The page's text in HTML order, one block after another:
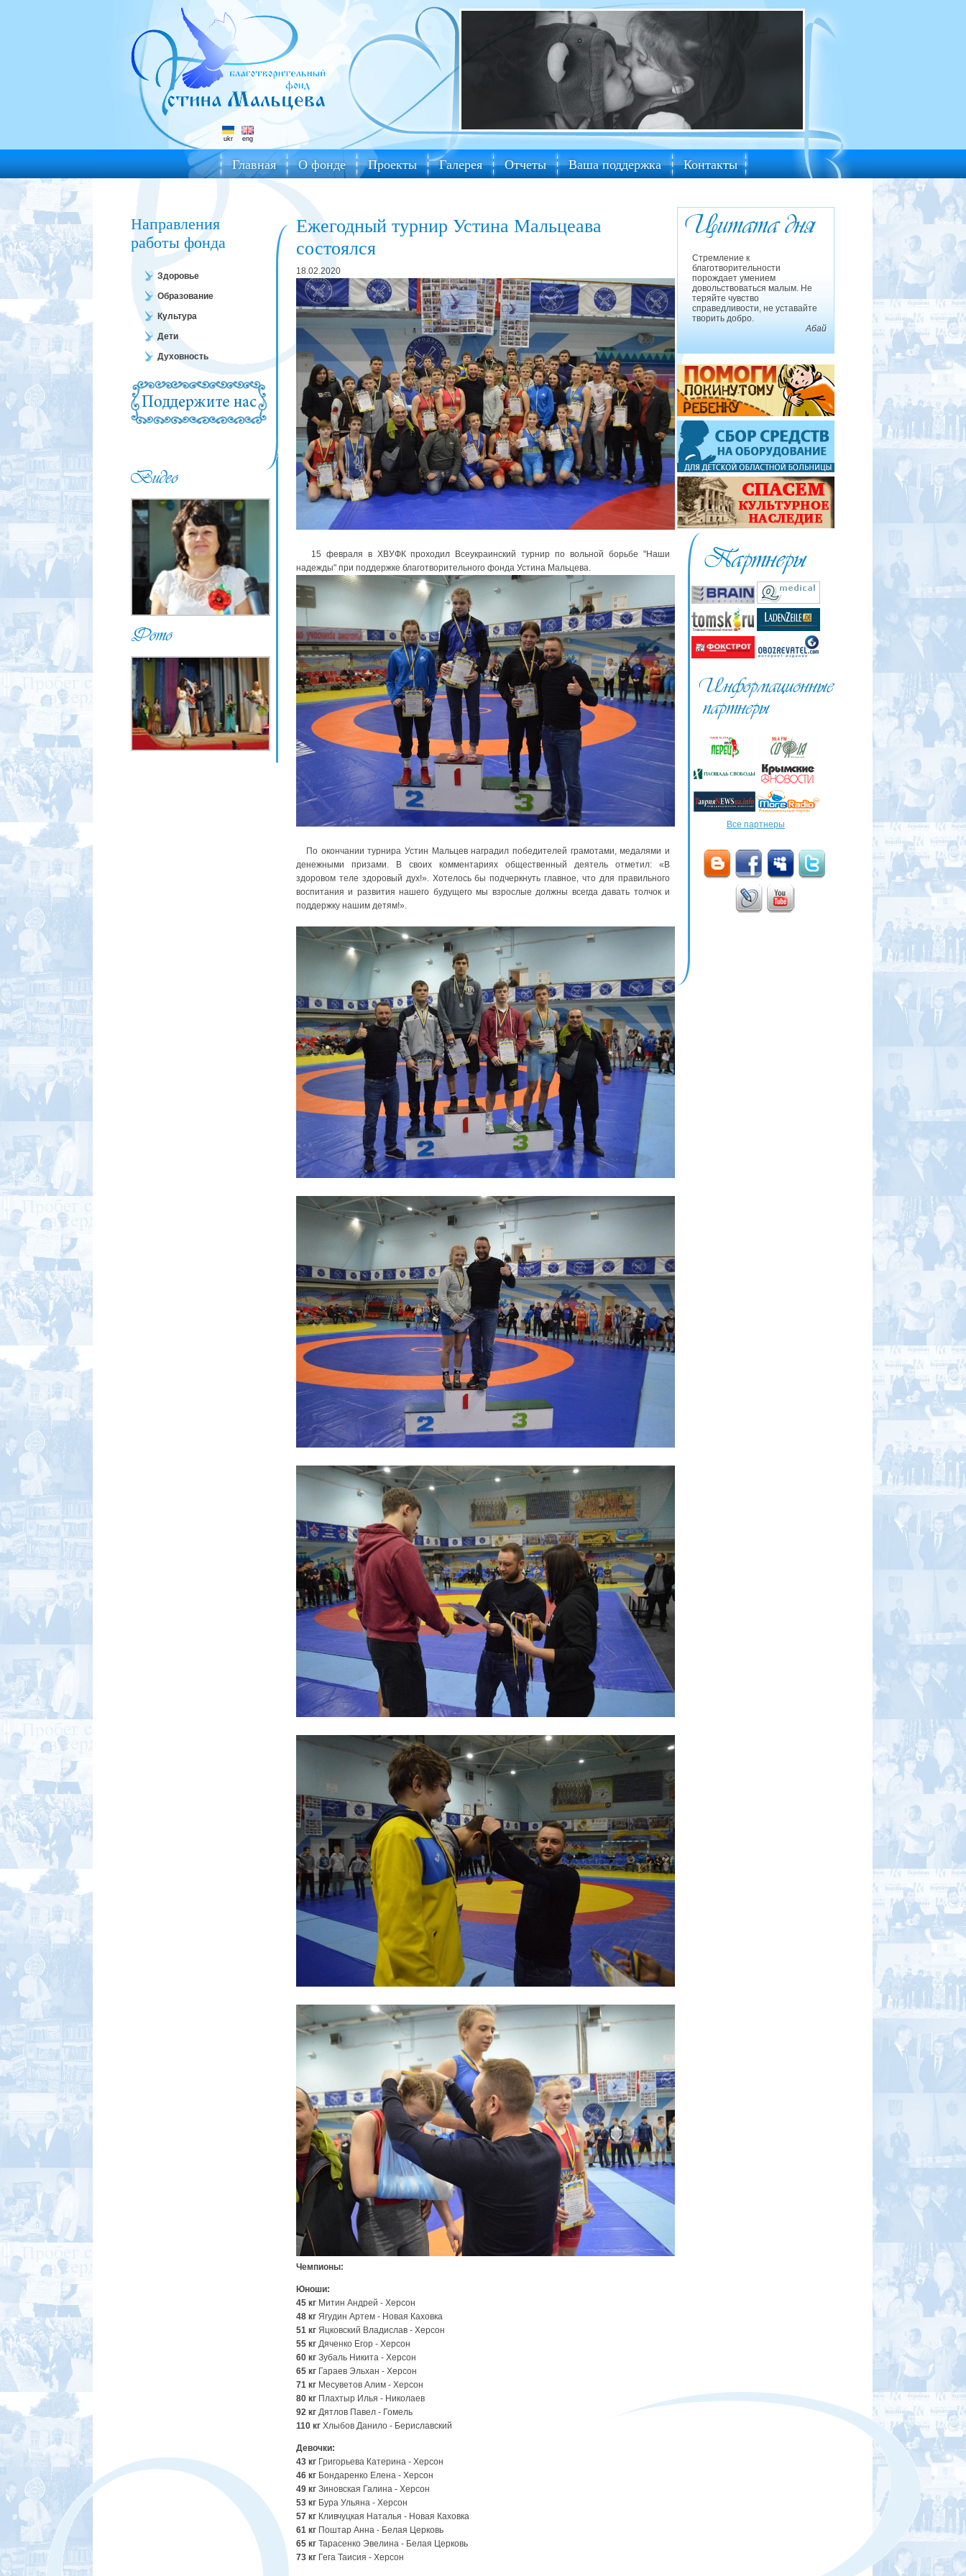
ukr eng
Главная О фонде Проекты Галерея Отчеты Ваша поддержка Контакты
Направления
работы фонда
Здоровье
Образование
Культура
Дети
Духовность
Ежегодный турнир Устина Мальцеава
состоялся
18.02.2020
15 февраля в ХВУФК проходил Всеукраинский турнир по вольной борьбе "Наши
надежды" при поддержке благотворительного фонда Устина Мальцева.
По окончании турнира Устин Мальцев наградил победителей грамотами, медалями и
денежными призами. В своих комментариях общественный деятель отметил: «В
здоровом теле здоровый дух!». Хотелось бы подчеркнуть главное, что для правильного
воспитания и развития нашего будущего мы взрослые должны всегда давать толчок и
поддержку нашим детям!».
Чемпионы:
Юноши:
45 кг Митин Андрей - Херсон
48 кг Ягудин Артем - Новая Каховка
51 кг Яцковский Владислав - Херсон
55 кг Дяченко Егор - Херсон
60 кг Зубаль Никита - Херсон
65 кг Гараев Эльхан - Херсон
71 кг Месуветов Алим - Херсон
80 кг Плахтыр Илья - Николаев
92 кг Дятлов Павел - Гомель
110 кг Хлыбов Данило - Бериславский
Девочки:
43 кг Григорьева Катерина - Херсон
46 кг Бондаренко Елена - Херсон
49 кг Зиновская Галина - Херсон
53 кг Бура Ульяна - Херсон
57 кг Кливчуцкая Наталья - Новая Каховка
61 кг Поштар Анна - Белая Церковь
65 кг Тарасенко Эвелина - Белая Церковь
73 кг Гега Таисия - Херсон
Стремление к
благотворительности
порождает умением
довольствоваться малым. Не
теряйте чувство
справедливости, не уставайте
творить добро.
Абай
Все партнеры